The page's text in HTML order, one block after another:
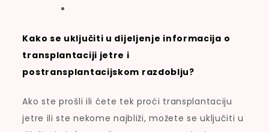
Kako se uključiti u dijeljenje informacija o
transplantaciji jetre i
postransplantacijskom razdoblju?
Ako ste prošli ili ćete tek proći transplantaciju
jetre ili ste nekome najbliži, možete se uključiti u